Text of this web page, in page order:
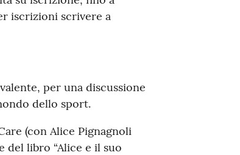
iscrizioni scrivere a
per una discussione
dello sport.
(con Alice Pignagnoli
del libro “Alice e il suo